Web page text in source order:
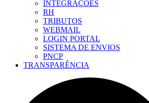
INTEGRAÇÕES
RH
TRIBUTOS
WEBMAIL
LOGIN PORTAL
SISTEMA DE ENVIOS
PNCP
TRANSPARÊNCIA